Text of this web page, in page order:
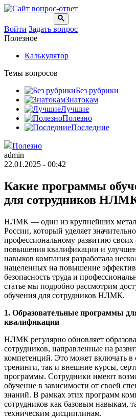
Войти Задать вопрос
Полезное
Калькулятор
Темы вопросов
Без рубрики
Знатокам
Лучшие
Полезно
Последние
Полезно
admin
22.01.2025 - 00:42
Какие программы
для сотрудников
НЛМК — один из крупнейших
России, который уделяет
профессиональному развитию своих
повышения квалификации и
навыков компания разработала
нацеленных на повышение
безопасность труда и
статье мы подробно рассмотрим
обучения для сотрудников НЛМК.
1. Образовательные программы
квалификации
НЛМК регулярно обновляет
сотрудников, направленные на
компетенций. Это может включать в
тренинги, так и внешние курсы,
программы. Сотрудники имеют
обучение в зависимости от своей
знаний. В рамках этих программ
сотрудников как базовым навыкам,
техническим дисциплинам.